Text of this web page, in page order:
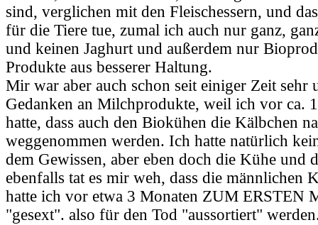
sind, verglichen mit den Fleischessern, und
für die Tiere tue, zumal ich auch nur ganz,
und keinen Jaghurt und außerdem nur
Produkte aus besserer Haltung.
Mir war aber auch schon seit einiger Zeit sehr
Gedanken an Milchprodukte, weil ich vor ca.
hatte, dass auch den Biokühen die Kälbchen
weggenommen werden. Ich hatte natürlich
dem Gewissen, aber eben doch die Kühe und
ebenfalls tat es mir weh, dass die männlichen
hatte ich vor etwa 3 Monaten ZUM ERSTEN
"gesext". also für den Tod "aussortiert"